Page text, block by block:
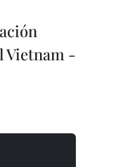
Vietnam -